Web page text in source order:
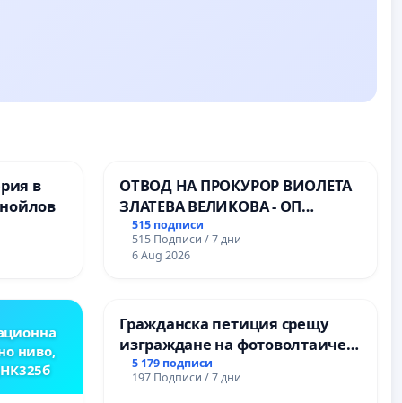
в
ОТВОД НА ПРОКУРОР ВИОЛЕТА
ЗЛАТЕВА ВЕЛИКОВА - ОП
ДОБРИЧ
515 подписи
515 Подписи / 7 дни
6 Aug 2026
ниво,
Гражданска петиция срещу
изграждане на фотоволтаичен
парк в с.Прибой, общ. Радомир
5 179 подписи
197 Подписи / 7 дни